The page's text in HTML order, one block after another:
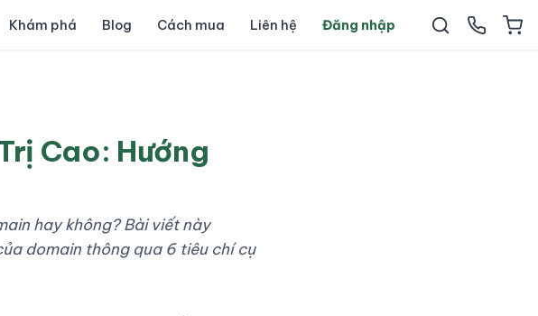
Khám phá Blog Cách mua Liên hệ Đăng nhập
Cao: Hướng
hay không? Bài viết này
domain thông qua 6 tiêu chí cụ